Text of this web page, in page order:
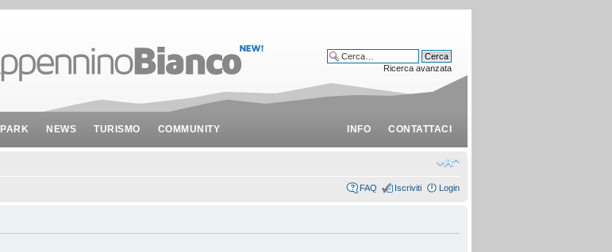
NEWS TURISMO COMMUNITY INFO CONTATTACI
Ricerca avanzata
FAQ Iscriviti Login